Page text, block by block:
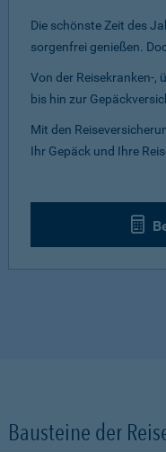
Die schönste Zeit des
sorgenfrei genießen.
Von der Reisekranken-,
bis hin zur
Mit den
Ihr Gepäck und Ihre
Bausteine der